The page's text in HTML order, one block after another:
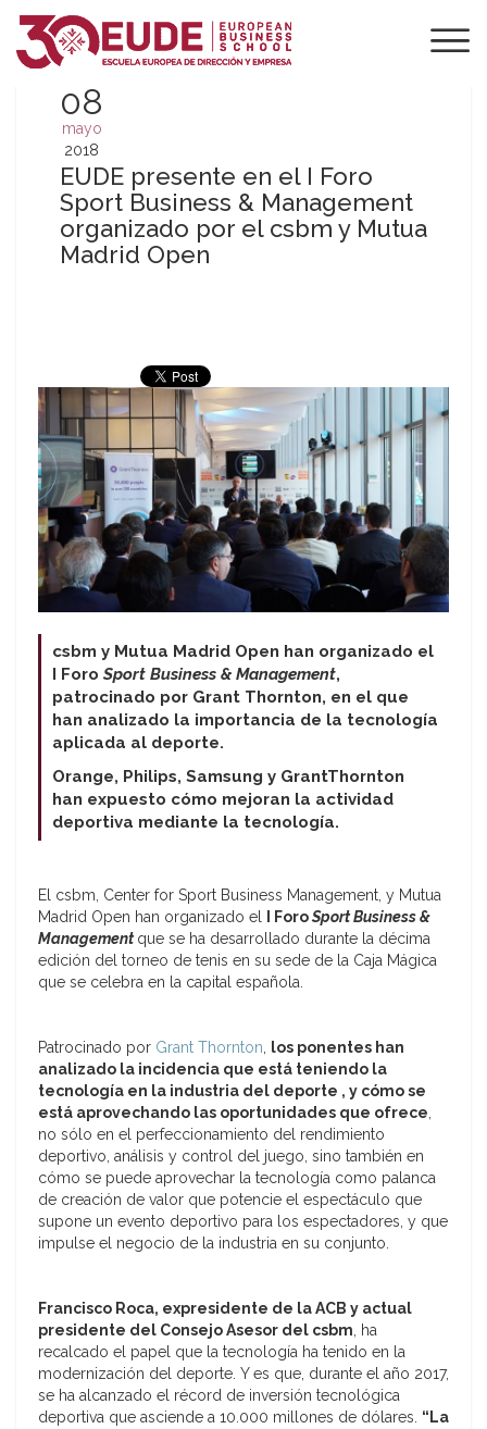
08
mayo
2018
EUDE presente en el I Foro
Sport Business & Management
organizado por el csbm y Mutua
Madrid Open
csbm y Mutua Madrid Open han organizado el
I Foro Sport Business & Management,
patrocinado por Grant Thornton, en el que
han analizado la importancia de la tecnología
aplicada al deporte.
Orange, Philips, Samsung y GrantThornton
han expuesto cómo mejoran la actividad
deportiva mediante la tecnología.
El csbm, Center for Sport Business Management, y Mutua
Madrid Open han organizado el
I ForoSport Business &
Management que se ha desarrollado durante la décima
edición del torneo de tenis en su sede de la Caja Mágica
que se celebra en la capital española.
Patrocinado por Grant Thornton, los ponentes han
analizado la incidencia que está teniendo la
tecnología en la industria del deporte , y cómo se
está aprovechando las oportunidades que ofrece,
no sólo en el perfeccionamiento del rendimiento
deportivo, análisis y control del juego, sino también en
cómo se puede aprovechar la tecnología como palanca
de creación de valor que potencie el espectáculo que
supone un evento deportivo para los espectadores, y que
impulse el negocio de la industria en su conjunto.
Francisco Roca, expresidente de la ACB y actual
presidente del Consejo Asesor del csbm, ha
recalcado el papel que la tecnología ha tenido en la
modernización del deporte. Y es que, durante el año 2017,
se ha alcanzado el récord de inversión tecnológica
deportiva que asciende a 10.000 millones de dólares. “La